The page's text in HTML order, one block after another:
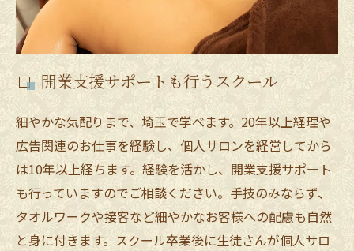
開業支援サポートも行うスクール
細やかな気配りまで、埼玉で学べます。20年以上経理や
広告関連のお仕事を経験し、個人サロンを経営してから
は10年以上経ちます。経験を活かし、開業支援サポート
も行っていますのでご相談ください。手技のみならず、
タオルワークや接客など細やかなお客様への配慮も自然
と身に付きます。スクール卒業後に生徒さんが個人サロ